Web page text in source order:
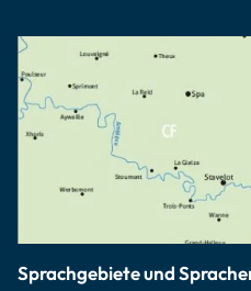
Sprachgebiete und